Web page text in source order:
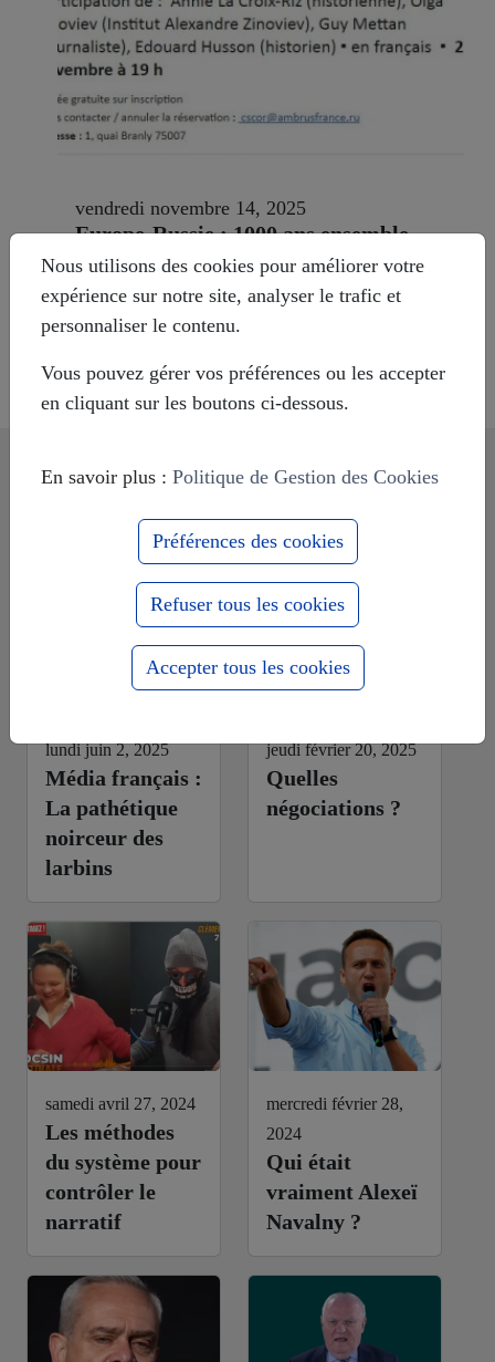
vendredi novembre 14, 2025
Europe-Russie : 1000 ans ensemble
pour le meilleur et pour le pire
Médias & russophobie
lundi juin 2, 2025
Média français :
La pathétique
noirceur des
larbins
jeudi février 20, 2025
Quelles
négociations ?
samedi avril 27, 2024
Les méthodes
du système pour
contrôler le
narratif
mercredi février 28,
2024
Qui était
vraiment Alexeï
Navalny ?
Nous utilisons des cookies pour améliorer votre
expérience sur notre site, analyser le trafic et
personnaliser le contenu.
Vous pouvez gérer vos préférences ou les accepter
en cliquant sur les boutons ci-dessous.
En savoir plus : Politique de Gestion des Cookies
Préférences des cookies
Refuser tous les cookies
Accepter tous les cookies